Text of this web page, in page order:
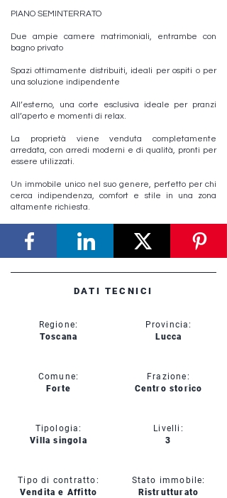
PIANO SEMINTERRATO
Due ampie camere matrimoniali, entrambe con
bagno privato
Spazi ottimamente distribuiti, ideali per ospiti o per
una soluzione indipendente
All’esterno, una corte esclusiva ideale per pranzi
all’aperto e momenti di relax.
La proprietà viene venduta completamente
arredata, con arredi moderni e di qualità, pronti per
essere utilizzati.
Un immobile unico nel suo genere, perfetto per chi
cerca indipendenza, comfort e stile in una zona
altamente richiesta.
DATI TECNICI
Regione:
Toscana
Comune:
Forte
Tipologia:
Villa singola
Tipo di contratto:
Vendita e Affitto
Provincia:
Lucca
Frazione:
Centro storico
Livelli:
3
Stato immobile:
Ristrutturato